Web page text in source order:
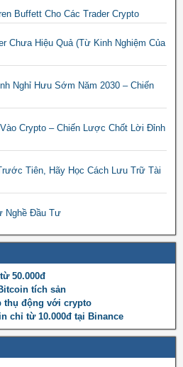
Buffett Cho Các Trader Crypto
Chưa Hiệu Quả (Từ Kinh Nghiệm Của
Nghỉ Hưu Sớm Năm 2030 – Chiến
Crypto – Chiến Lược Chốt Lời Đỉnh
Tiên, Hãy Học Cách Lưu Trữ Tài
Nghề Đầu Tư
50.000đ
tích sản
thụ động với crypto
chỉ từ 10.000đ tại Binance